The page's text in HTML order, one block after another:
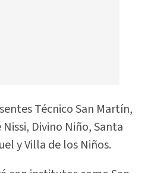
Técnico San Martín,
Divino Niño, Santa
y Villa de los Niños.